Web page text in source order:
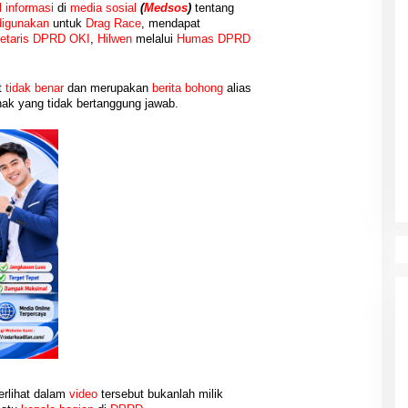
informasi di media sosial (Medsos) tentang
untuk Drag Race, mendapat
DPRD OKI , Hilwenmelalui Humas DPRD
tidak benardan merupakan berita bohongalias
yang tidak bertanggung jawab.
dalam videotersebut bukanlah milik